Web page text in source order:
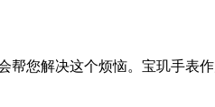
帮您解决这个烦恼。宝玑手